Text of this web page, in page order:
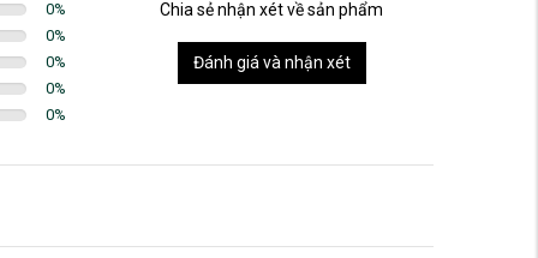
0%
0%
0%
0%
0%
Chia sẻ nhận xét về sản phẩm
Đánh giá và nhận xét